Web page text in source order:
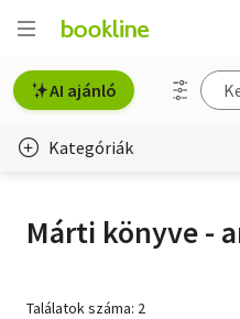
AI ajánló
Kategóriák
Erotika
Márti könyve -
Találatok száma: 2